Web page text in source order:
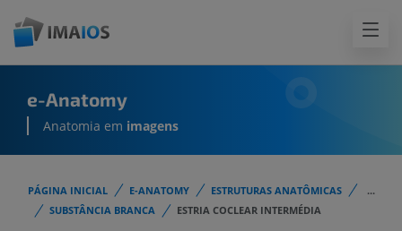
e-Anatomy
Anatomia em imagens
PÁGINA INICIAL E-ANATOMY ESTRUTURAS ANATÔMICAS
...
SUBSTÂNCIA BRANCA
ESTRIA COCLEAR INTERMÉDIA